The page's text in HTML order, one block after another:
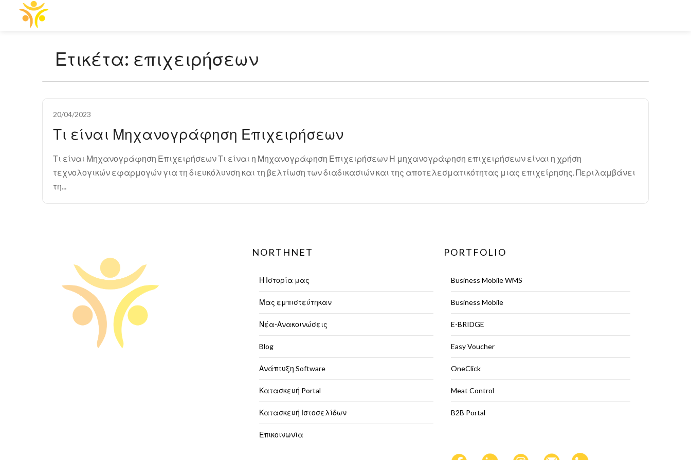
Ετικέτα: επιχειρήσεων
20/04/2023
Τι είναι Μηχανογράφηση Επιχειρήσεων
Τι είναι Μηχανογράφηση Επιχειρήσεων Τι είναι η Μηχανογράφηση Επιχειρήσεων Η μηχανογράφηση επιχειρήσεων είναι η χρήση
τεχνολογικών εφαρμογών για τη διευκόλυνση και τη βελτίωση των διαδικασιών και της αποτελεσματικότητας μιας επιχείρησης. Περιλαμβάνει
τη...
NORTHNET
Η Ιστορία μας
Μας εμπιστεύτηκαν
Νέα-Ανακοινώσεις
Blog
Ανάπτυξη Software
Κατασκευή Portal
Κατασκευή Ιστοσελίδων
Επικοινωνία
PORTFOLIO
Business Mobile WMS
Business Mobile
E-BRIDGE
Easy Voucher
OneClick
Meat Control
B2B Portal